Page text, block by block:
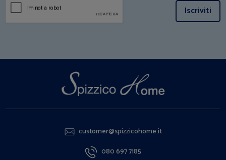
Iscriviti
customer@spizzicohome.it
080 697 7185